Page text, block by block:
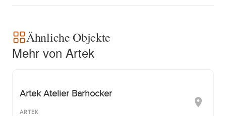
Ähnliche Objekte
Mehr von Artek
Artek Atelier Barhocker
ARTEK